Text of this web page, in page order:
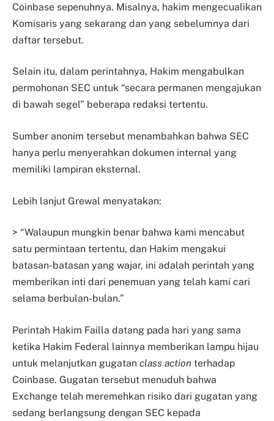
Coinbase sepenuhnya. Misalnya, hakim mengecualikan
Komisaris yang sekarang dan yang sebelumnya dari
daftar tersebut.
Selain itu, dalam perintahnya, Hakim mengabulkan
permohonan SEC untuk “secara permanen mengajukan
di bawah segel” beberapa redaksi tertentu.
Sumber anonim tersebut menambahkan bahwa SEC
hanya perlu menyerahkan dokumen internal yang
memiliki lampiran eksternal.
Lebih lanjut Grewal menyatakan:
> “Walaupun mungkin benar bahwa kami mencabut
satu permintaan tertentu, dan Hakim mengakui
batasan-batasan yang wajar, ini adalah perintah yang
memberikan inti dari penemuan yang telah kami cari
selama berbulan-bulan.”
Perintah Hakim Failla datang pada hari yang sama
ketika Hakim Federal lainnya memberikan lampu hijau
untuk melanjutkan gugatan class action terhadap
Coinbase. Gugatan tersebut menuduh bahwa
Exchange telah meremehkan risiko dari gugatan yang
sedang berlangsung dengan SEC kepada